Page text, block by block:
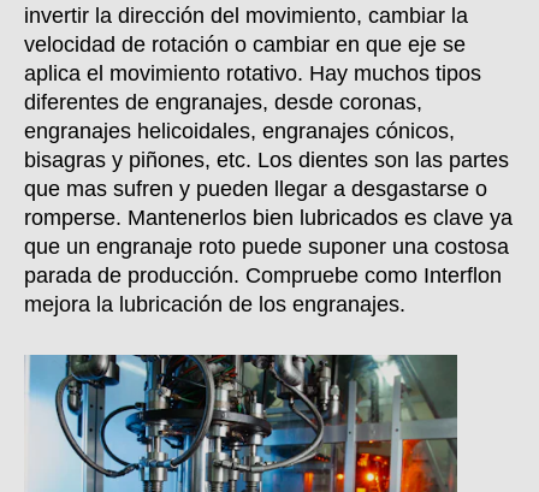
invertir la dirección del movimiento, cambiar la
velocidad de rotación o cambiar en que eje se
aplica el movimiento rotativo. Hay muchos tipos
diferentes de engranajes, desde coronas,
engranajes helicoidales, engranajes cónicos,
bisagras y piñones, etc. Los dientes son las partes
que mas sufren y pueden llegar a desgastarse o
romperse. Mantenerlos bien lubricados es clave ya
que un engranaje roto puede suponer una costosa
parada de producción. Compruebe como Interflon
mejora la lubricación de los engranajes.